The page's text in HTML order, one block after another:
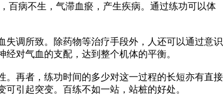
百病不生，气滞血瘀，产生疾病。通过练功可以体
调所致。除药物等治疗手段外，人还可以通过意识
对气血的支配，达到整个机体的平衡。
再者，练功时间的多少对这一过程的长短亦有直接
引起突变。百练不如一站，站桩的好处。